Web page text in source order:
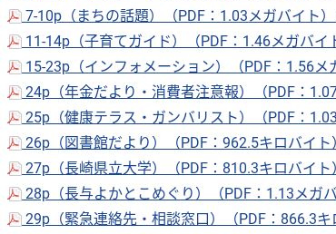
7-10p（まちの話題）（PDF：1.03メガバイト）
11-14p（子育てガイド）（PDF：1.46メガバイ
15-23p（インフォメーション）（PDF：1.56メ
24p（年金だより・消費者注意報）（PDF：
25p（健康テラス・ガンバリスト）（PDF：
26p（図書館だより）（PDF：962.5キロバイト
27p（長崎県立大学）（PDF：810.3キロバイト
28p（長与よかとこめぐり）（PDF：1.13メガ
29p（緊急連絡先・相談窓口）（PDF：866.3キ